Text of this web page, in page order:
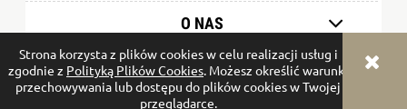
Strona korzysta z plików cookies w celu realizacji usług i
zgodnie z Polityką Plików Cookies. Możesz określić warunki
przechowywania lub dostępu do plików cookies w Twojej
przeglądarce.
O NAS
pokaż pełną wersję strony